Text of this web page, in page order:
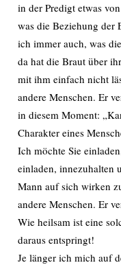
in der Predigt etwas
was die Beziehung der
ich immer auch, was
da hat die Braut über
mit ihm einfach nicht
andere Menschen. Er
in diesem Moment:
Charakter eines
Ich möchte Sie
einladen, innezuhalten
Mann auf sich wirken
andere Menschen. Er
Wie heilsam ist eine
daraus entspringt!
Je länger ich mich auf